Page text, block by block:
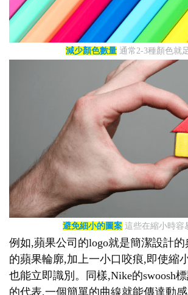
減少顏色數量通常2-3種顏色就
避免細小的圖案 這些在縮小時容
例如,蘋果公司的logo就是簡潔設計
的蘋果輪廓,加上一小口咬痕,即使縮
也能立即識別。同樣,Nike的swoosh
的代表,一個簡單的曲線就能傳達動